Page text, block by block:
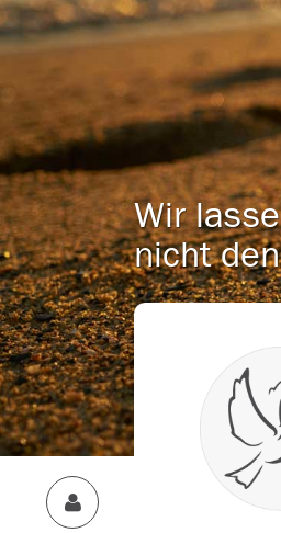
Wir
nicht